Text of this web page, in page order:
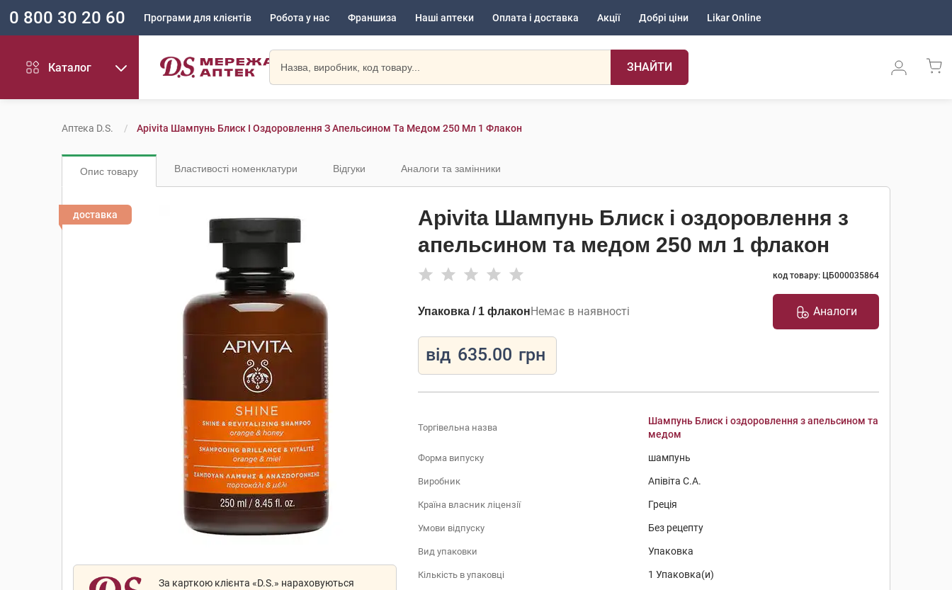
0 800 30 20 60 Програми для клієнтів Робота у нас Франшиза Наші аптеки Оплата і доставка Акції Добрі ціни Likar Online
Каталог ЗНАЙТИ
Аптека D.S. Apivita Шампунь Блиск І Оздоровлення З Апельсином Та Медом 250 Мл 1 Флакон
Опис товару Властивості номенклатури Відгуки Аналоги та замінники
доставка
За карткою клієнта «D.S.» нараховуються
Apivita Шампунь Блиск і оздоровлення з
апельсином та медом 250 мл 1 флакон
код товару: ЦБ000035864
Упаковка / 1 флаконНемає в наявності Аналоги
від 635.00 грн
Торгівельна назва
Шампунь Блиск і оздоровлення з апельсином та
медом
Форма випуску шампунь
Виробник Апівіта С.А.
Країна власник ліцензії Греція
Умови відпуску Без рецепту
Вид упаковки Упаковка
Кількість в упаковці 1 Упаковка(и)